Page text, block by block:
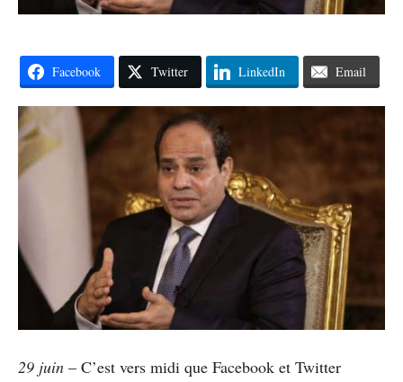
Facebook Twitter LinkedIn Email
29 juin – C’est vers midi que Facebook et Twitter